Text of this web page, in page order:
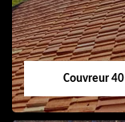
Couvreur 40